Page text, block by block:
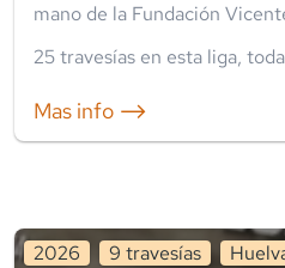
mano de la Fundación
25travesías en esta liga,
Mas info ⟶
2026 9 travesías